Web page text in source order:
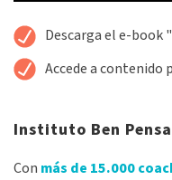
Alternative:
Descarga el e-book
Accede a contenido
Instituto Ben
Con más de 15.000